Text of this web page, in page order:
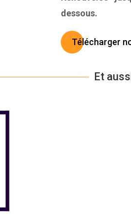
dessous.
Télécharger
Et